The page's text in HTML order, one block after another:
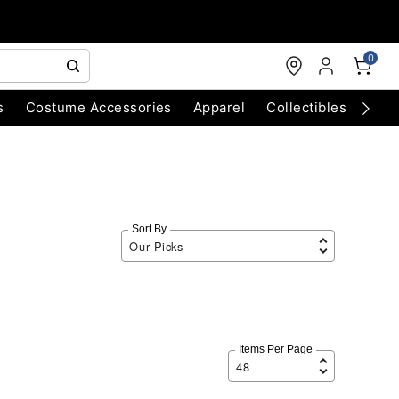
0
Costume Accessories Apparel Collectibles
Sort By
Items Per Page